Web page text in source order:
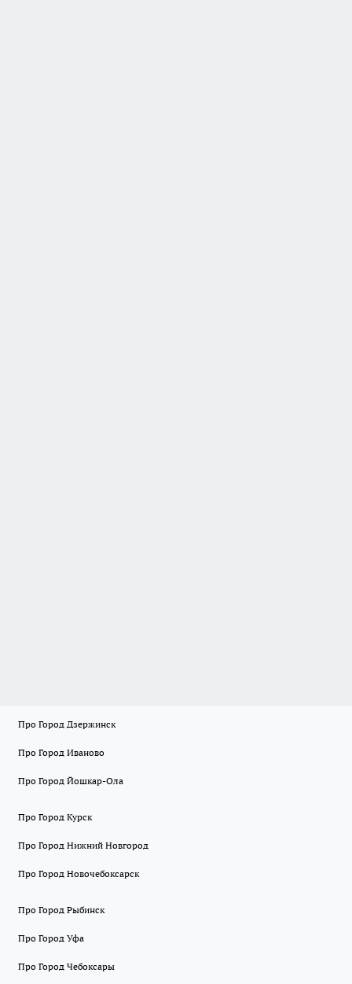
Про Город Дзержинск
Про Город Иваново
Про Город Йошкар-Ола
Про Город Курск
Про Город Нижний Новгород
Про Город Новочебоксарск
Про Город Рыбинск
Про Город Уфа
Про Город Чебоксары